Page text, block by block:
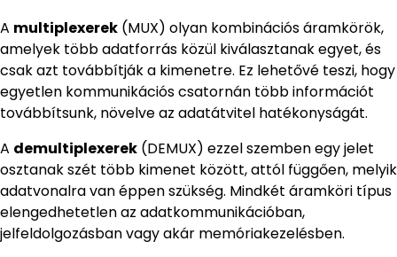
A multiplexerek (MUX) olyan kombinációs áramkörök,
amelyek több adatforrás közül kiválasztanak egyet, és
csak azt továbbítják a kimenetre. Ez lehetővé teszi, hogy
egyetlen kommunikációs csatornán több információt
továbbítsunk, növelve az adatátvitel hatékonyságát.
A demultiplexerek (DEMUX) ezzel szemben egy jelet
osztanak szét több kimenet között, attól függően, melyik
adatvonalra van éppen szükség. Mindkét áramköri típus
elengedhetetlen az adatkommunikációban,
jelfeldolgozásban vagy akár memóriakezelésben.